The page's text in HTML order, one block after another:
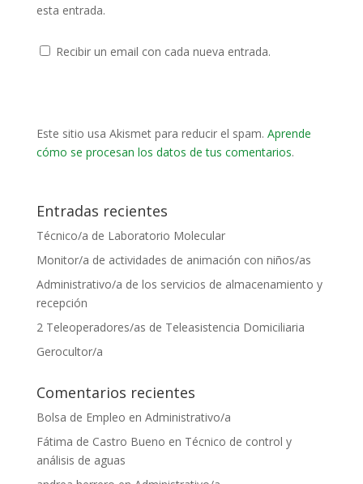
esta entrada.
Recibir un email con cada nueva entrada.
Este sitio usa Akismet para reducir el spam. Aprende
cómo se procesan los datos de tus comentarios.
Entradas recientes
Técnico/a de Laboratorio Molecular
Monitor/a de actividades de animación con niños/as
Administrativo/a de los servicios de almacenamiento y
recepción
2 Teleoperadores/as de Teleasistencia Domiciliaria
Gerocultor/a
Comentarios recientes
Bolsa de Empleo en Administrativo/a
Fátima de Castro Bueno en Técnico de control y
análisis de aguas